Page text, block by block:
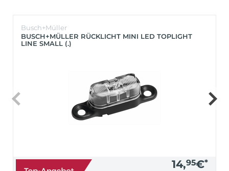
Busch+Müller
BUSCH+MÜLLER RÜCKLICHT MINI LED TOPLIGHT
LINE SMALL (.)
14,95€*